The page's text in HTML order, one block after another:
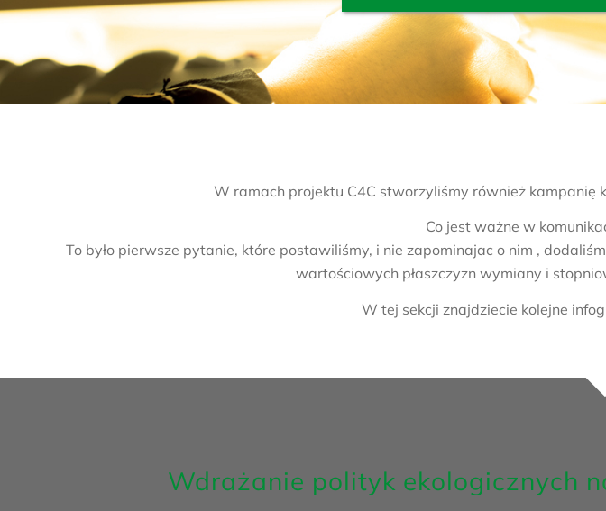
W ramach projektu C4C stworzyliśmy również kampanię
Co jest ważne w
To było pierwsze pytanie, które postawiliśmy, i nie zapominajac o nim ,
wartościowych płaszczyzn wymiany i
W tej sekcji znajdziecie kolejne
Wdrażanie polityk ekologicznych